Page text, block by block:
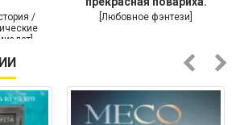
/
Самый
[Любовное фэнтези]